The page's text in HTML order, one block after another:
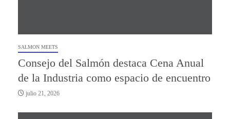
SALMON MEETS
Consejo del Salmón destaca Cena Anual
de la Industria como espacio de encuentro
julio 21, 2026